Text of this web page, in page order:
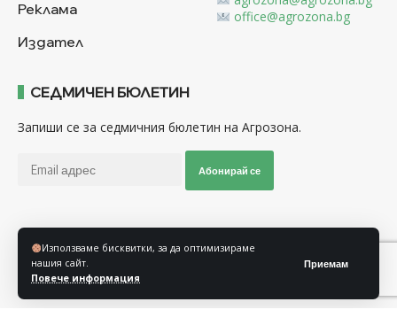
Използваме бисквитки, за да оптимизираме
нашия сайт.
Повече информация
Приемам
Реклама
Издател
office@agrozona.bg
СЕДМИЧЕН БЮЛЕТИН
Запиши се за седмичния бюлетин на Агрозона.
Абонирай се
Последвайте ни